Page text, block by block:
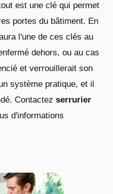
est une clé qui permet
portes du bâtiment. En
l'une de ces clés au
dehors, ou au cas
et verrouillerait son
système pratique, et il
Contactez serrurier
d'informations